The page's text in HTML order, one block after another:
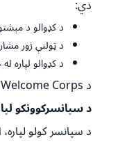
دي:
د کډوالو د
د ټولنې ژور
د کډوالو
دWelcome Corps
د سپانسرکوونکو
د سپانسر کولو